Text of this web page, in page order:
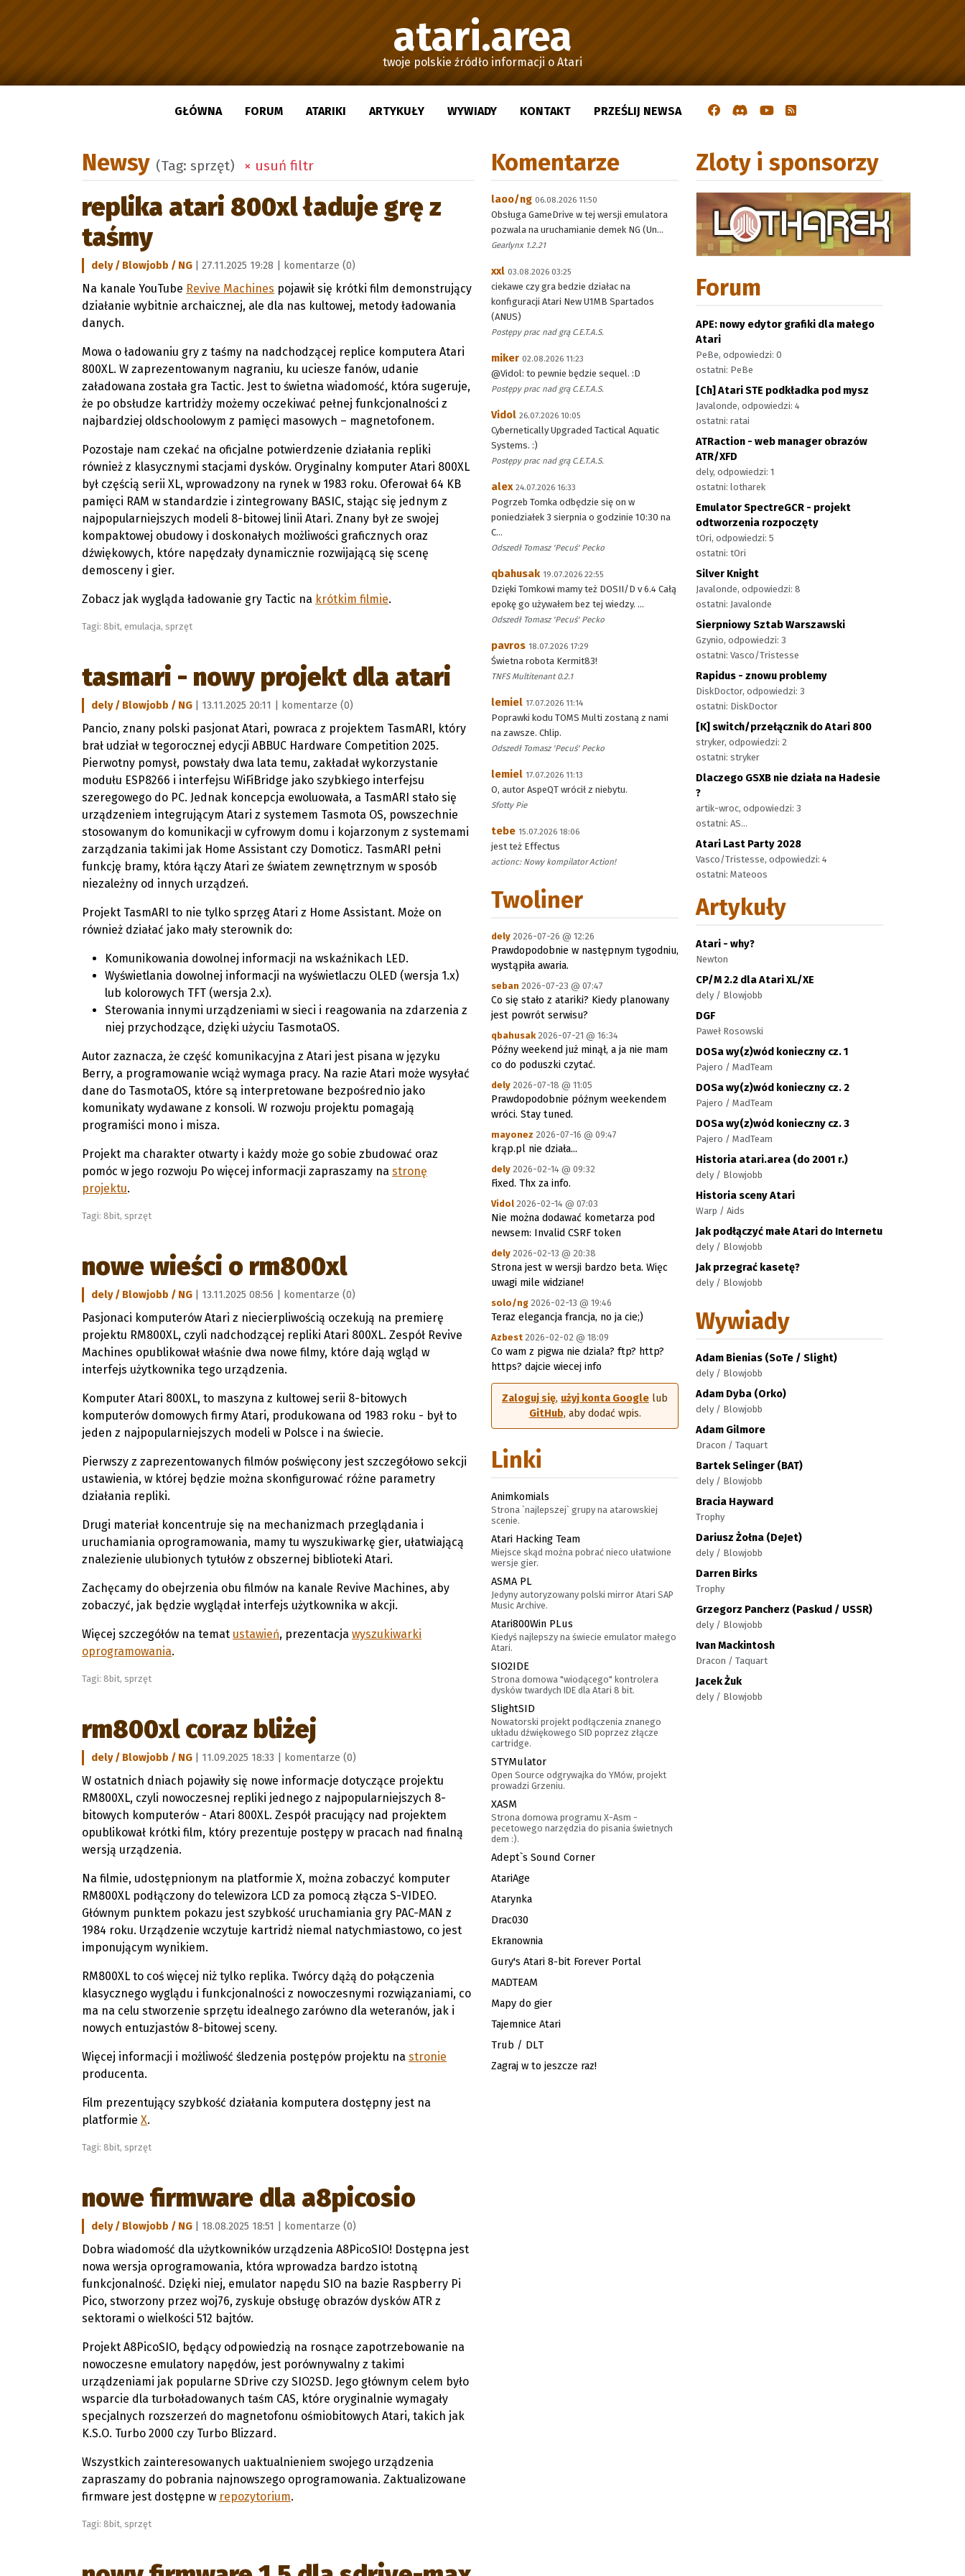
atari.area
twoje polskie źródło informacji o Atari
GŁÓWNA FORUM ATARIKI ARTYKUŁY WYWIADY KONTAKT PRZEŚLIJ NEWSA
Newsy (Tag: sprzęt) × usuń filtr
replika atari 800xl ładuje grę z
taśmy
dely / Blowjobb / NG | 27.11.2025 19:28 | komentarze (0)
Na kanale YouTube Revive Machines pojawił się krótki film demonstrujący
działanie wybitnie archaicznej, ale dla nas kultowej, metody ładowania
danych.
Mowa o ładowaniu gry z taśmy na nadchodzącej replice komputera Atari
800XL. W zaprezentowanym nagraniu, ku uciesze fanów, udanie
załadowana została gra Tactic. Jest to świetna wiadomość, która sugeruje,
że po obsłudze kartridży możemy oczekiwać pełnej funkcjonalności z
najbardziej oldschoolowym z pamięci masowych – magnetofonem.
Pozostaje nam czekać na oficjalne potwierdzenie działania repliki
również z klasycznymi stacjami dysków. Oryginalny komputer Atari 800XL
był częścią serii XL, wprowadzony na rynek w 1983 roku. Oferował 64 KB
pamięci RAM w standardzie i zintegrowany BASIC, stając się jednym z
najpopularniejszych modeli 8-bitowej linii Atari. Znany był ze swojej
kompaktowej obudowy i doskonałych możliwości graficznych oraz
dźwiękowych, które napędzały dynamicznie rozwijającą się scenę
demosceny i gier.
Zobacz jak wygląda ładowanie gry Tactic na krótkim filmie.
Tagi: 8bit, emulacja, sprzęt
tasmari - nowy projekt dla atari
dely / Blowjobb / NG | 13.11.2025 20:11 | komentarze (0)
Pancio, znany polski pasjonat Atari, powraca z projektem TasmARI, który
brał udział w tegorocznej edycji ABBUC Hardware Competition 2025.
Pierwotny pomysł, powstały dwa lata temu, zakładał wykorzystanie
modułu ESP8266 i interfejsu WiFiBridge jako szybkiego interfejsu
szeregowego do PC. Jednak koncepcja ewoluowała, a TasmARI stało się
urządzeniem integrującym Atari z systemem Tasmota OS, powszechnie
stosowanym do komunikacji w cyfrowym domu i kojarzonym z systemami
zarządzania takimi jak Home Assistant czy Domoticz. TasmARI pełni
funkcję bramy, która łączy Atari ze światem zewnętrznym w sposób
niezależny od innych urządzeń.
Projekt TasmARI to nie tylko sprzęg Atari z Home Assistant. Może on
również działać jako mały sterownik do:
Komunikowania dowolnej informacji na wskaźnikach LED.
Wyświetlania dowolnej informacji na wyświetlaczu OLED (wersja 1.x)
lub kolorowych TFT (wersja 2.x).
Sterowania innymi urządzeniami w sieci i reagowania na zdarzenia z
niej przychodzące, dzięki użyciu TasmotaOS.
Autor zaznacza, że część komunikacyjna z Atari jest pisana w języku
Berry, a programowanie wciąż wymaga pracy. Na razie Atari może wysyłać
dane do TasmotaOS, które są interpretowane bezpośrednio jako
komunikaty wydawane z konsoli. W rozwoju projektu pomagają
programiści mono i misza.
Projekt ma charakter otwarty i każdy może go sobie zbudować oraz
pomóc w jego rozwoju Po więcej informacji zapraszamy na stronę
projektu.
Tagi: 8bit, sprzęt
nowe wieści o rm800xl
dely / Blowjobb / NG | 13.11.2025 08:56 | komentarze (0)
Pasjonaci komputerów Atari z niecierpliwością oczekują na premierę
projektu RM800XL, czyli nadchodzącej repliki Atari 800XL. Zespół Revive
Machines opublikował właśnie dwa nowe filmy, które dają wgląd w
interfejs użytkownika tego urządzenia.
Komputer Atari 800XL, to maszyna z kultowej serii 8-bitowych
komputerów domowych firmy Atari, produkowana od 1983 roku - był to
jeden z najpopularniejszych modeli w Polsce i na świecie.
Pierwszy z zaprezentowanych filmów poświęcony jest szczegółowo sekcji
ustawienia, w której będzie można skonfigurować różne parametry
działania repliki.
Drugi materiał koncentruje się na mechanizmach przeglądania i
uruchamiania oprogramowania, mamy tu wyszukiwarkę gier, ułatwiającą
znalezienie ulubionych tytułów z obszernej biblioteki Atari.
Zachęcamy do obejrzenia obu filmów na kanale Revive Machines, aby
zobaczyć, jak będzie wyglądał interfejs użytkownika w akcji.
Więcej szczegółów na temat ustawień, prezentacja wyszukiwarki
oprogramowania.
Tagi: 8bit, sprzęt
rm800xl coraz bliżej
dely / Blowjobb / NG | 11.09.2025 18:33 | komentarze (0)
W ostatnich dniach pojawiły się nowe informacje dotyczące projektu
RM800XL, czyli nowoczesnej repliki jednego z najpopularniejszych 8-
bitowych komputerów - Atari 800XL. Zespół pracujący nad projektem
opublikował krótki film, który prezentuje postępy w pracach nad finalną
wersją urządzenia.
Na filmie, udostępnionym na platformie X, można zobaczyć komputer
RM800XL podłączony do telewizora LCD za pomocą złącza S-VIDEO.
Głównym punktem pokazu jest szybkość uruchamiania gry PAC-MAN z
1984 roku. Urządzenie wczytuje kartridż niemal natychmiastowo, co jest
imponującym wynikiem.
RM800XL to coś więcej niż tylko replika. Twórcy dążą do połączenia
klasycznego wyglądu i funkcjonalności z nowoczesnymi rozwiązaniami, co
ma na celu stworzenie sprzętu idealnego zarówno dla weteranów, jak i
nowych entuzjastów 8-bitowej sceny.
Więcej informacji i możliwość śledzenia postępów projektu na stronie
producenta.
Film prezentujący szybkość działania komputera dostępny jest na
platformie X.
Tagi: 8bit, sprzęt
nowe firmware dla a8picosio
dely / Blowjobb / NG | 18.08.2025 18:51 | komentarze (0)
Dobra wiadomość dla użytkowników urządzenia A8PicoSIO! Dostępna jest
nowa wersja oprogramowania, która wprowadza bardzo istotną
funkcjonalność. Dzięki niej, emulator napędu SIO na bazie Raspberry Pi
Pico, stworzony przez woj76, zyskuje obsługę obrazów dysków ATR z
sektorami o wielkości 512 bajtów.
Projekt A8PicoSIO, będący odpowiedzią na rosnące zapotrzebowanie na
nowoczesne emulatory napędów, jest porównywalny z takimi
urządzeniami jak popularne SDrive czy SIO2SD. Jego głównym celem było
wsparcie dla turboładowanych taśm CAS, które oryginalnie wymagały
specjalnych rozszerzeń do magnetofonu ośmiobitowych Atari, takich jak
K.S.O. Turbo 2000 czy Turbo Blizzard.
Wszystkich zainteresowanych uaktualnieniem swojego urządzenia
zapraszamy do pobrania najnowszego oprogramowania. Zaktualizowane
firmware jest dostępne w repozytorium.
Tagi: 8bit, sprzęt
Komentarze
laoo/ng 06.08.2026 11:50
Obsługa GameDrive w tej wersji emulatora
pozwala na uruchamianie demek NG (Un...
Gearlynx 1.2.21
xxl 03.08.2026 03:25
ciekawe czy gra bedzie działac na
konfiguracji Atari New U1MB Spartados
(ANUS)
Postępy prac nad grą C.E.T.A.S.
miker 02.08.2026 11:23
@Vidol: to pewnie będzie sequel. :D
Postępy prac nad grą C.E.T.A.S.
Vidol 26.07.2026 10:05
Cybernetically Upgraded Tactical Aquatic
Systems. :)
Postępy prac nad grą C.E.T.A.S.
alex 24.07.2026 16:33
Pogrzeb Tomka odbędzie się on w
poniedziałek 3 sierpnia o godzinie 10:30 na
C...
Odszedł Tomasz 'Pecuś' Pecko
qbahusak 19.07.2026 22:55
Dzięki Tomkowi mamy też DOSII/D v 6.4 Całą
epokę go używałem bez tej wiedzy. ...
Odszedł Tomasz 'Pecuś' Pecko
pavros 18.07.2026 17:29
Świetna robota Kermit83!
TNFS Multitenant 0.2.1
lemiel 17.07.2026 11:14
Poprawki kodu TOMS Multi zostaną z nami
na zawsze. Chlip.
Odszedł Tomasz 'Pecuś' Pecko
lemiel 17.07.2026 11:13
O, autor AspeQT wrócił z niebytu.
Sfotty Pie
tebe 15.07.2026 18:06
jest też Effectus
actionc: Nowy kompilator Action!
Twoliner
dely 2026-07-26 @ 12:26
Prawdopodobnie w następnym tygodniu,
wystąpiła awaria.
seban 2026-07-23 @ 07:47
Co się stało z atariki? Kiedy planowany
jest powrót serwisu?
qbahusak2026-07-21 @ 16:34
Późny weekend już minął, a ja nie mam
co do poduszki czytać.
dely 2026-07-18 @ 11:05
Prawdopodobnie późnym weekendem
wróci. Stay tuned.
mayonez 2026-07-16 @ 09:47
krąp.pl nie działa...
dely 2026-02-14 @ 09:32
Fixed. Thx za info.
Vidol 2026-02-14 @ 07:03
Nie można dodawać kometarza pod
newsem: Invalid CSRF token
dely 2026-02-13 @ 20:38
Strona jest w wersji bardzo beta. Więc
uwagi mile widziane!
solo/ng 2026-02-13 @ 19:46
Teraz elegancja francja, no ja cie;)
Azbest 2026-02-02 @ 18:09
Co wam z pigwa nie dziala? ftp? http?
https? dajcie wiecej info
Zaloguj się, użyj konta Google lub
GitHub, aby dodać wpis.
Linki
Animkomials
Strona `najlepszej` grupy na atarowskiej
scenie.
Atari Hacking Team
Miejsce skąd można pobrać nieco ułatwione
wersje gier.
ASMA PL
Jedyny autoryzowany polski mirror Atari SAP
Music Archive.
Atari800Win PLus
Kiedyś najlepszy na świecie emulator małego
Atari.
SIO2IDE
Strona domowa "wiodącego" kontrolera
dysków twardych IDE dla Atari 8 bit.
SlightSID
Nowatorski projekt podłączenia znanego
układu dźwiękowego SID poprzez złącze
cartridge.
STYMulator
Open Source odgrywajka do YMów, projekt
prowadzi Grzeniu.
XASM
Strona domowa programu X-Asm -
pecetowego narzędzia do pisania świetnych
dem :).
Adept`s Sound Corner
AtariAge
Atarynka
Drac030
Ekranownia
Gury's Atari 8-bit Forever Portal
MADTEAM
Mapy do gier
Tajemnice Atari
Trub / DLT
Zagraj w to jeszcze raz!
Zloty i sponsorzy
Forum
APE: nowy edytor grafiki dla małego
Atari
PeBe, odpowiedzi: 0
ostatni: PeBe
[Ch] Atari STE podkładka pod mysz
Javalonde, odpowiedzi: 4
ostatni: ratai
ATRaction - web manager obrazów
ATR/XFD
dely, odpowiedzi: 1
ostatni: lotharek
Emulator SpectreGCR - projekt
odtworzenia rozpoczęty
tOri, odpowiedzi: 5
ostatni: tOri
Silver Knight
Javalonde, odpowiedzi: 8
ostatni: Javalonde
Sierpniowy Sztab Warszawski
Gzynio, odpowiedzi: 3
ostatni: Vasco/Tristesse
Rapidus - znowu problemy
DiskDoctor, odpowiedzi: 3
ostatni: DiskDoctor
[K] switch/przełącznik do Atari 800
stryker, odpowiedzi: 2
ostatni: stryker
Dlaczego GSXB nie działa na Hadesie
?
artik-wroc, odpowiedzi: 3
ostatni: AS...
Atari Last Party 2028
Vasco/Tristesse, odpowiedzi: 4
ostatni: Mateoos
Artykuły
Atari - why?
Newton
CP/M 2.2 dla Atari XL/XE
dely / Blowjobb
DGF
Paweł Rosowski
DOSa wy(z)wód konieczny cz. 1
Pajero / MadTeam
DOSa wy(z)wód konieczny cz. 2
Pajero / MadTeam
DOSa wy(z)wód konieczny cz. 3
Pajero / MadTeam
Historia atari.area (do 2001 r.)
dely / Blowjobb
Historia sceny Atari
Warp / Aids
Jak podłączyć małe Atari do Internetu
dely / Blowjobb
Jak przegrać kasetę?
dely / Blowjobb
Wywiady
Adam Bienias (SoTe / Slight)
dely / Blowjobb
Adam Dyba (Orko)
dely / Blowjobb
Adam Gilmore
Dracon / Taquart
Bartek Selinger (BAT)
dely / Blowjobb
Bracia Hayward
Trophy
Dariusz Żołna (DeJet)
dely / Blowjobb
Darren Birks
Trophy
Grzegorz Pancherz (Paskud / USSR)
dely / Blowjobb
Ivan Mackintosh
Dracon / Taquart
Jacek Żuk
dely / Blowjobb